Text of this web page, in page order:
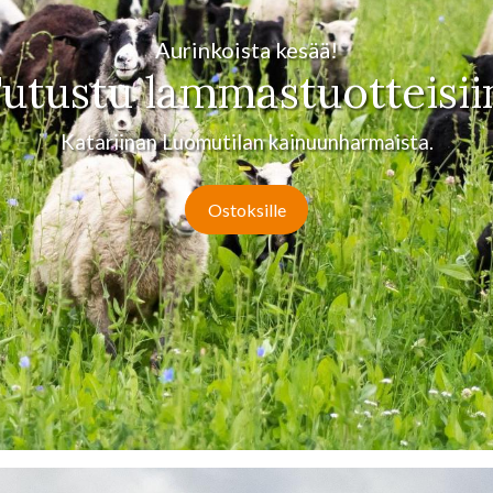
Aurinkoista kesää!
Katariinan Luomutilan kainuunharmaista.
Ostoksille